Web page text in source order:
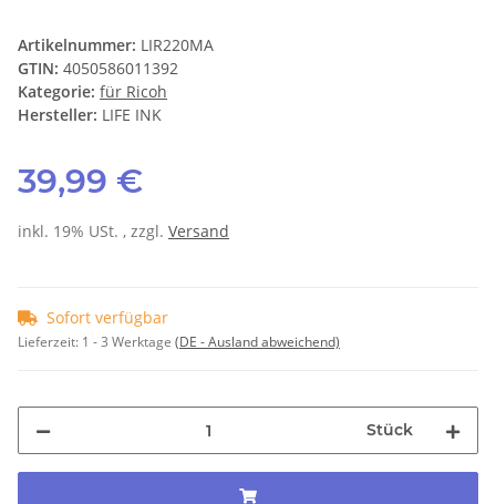
Artikelnummer: LIR220MA
GTIN: 4050586011392
Kategorie: für Ricoh
Hersteller: LIFE INK
39,99 €
inkl. 19% USt. , zzgl. Versand
Sofort verfügbar
Lieferzeit: 1 - 3 Werktage (DE - Ausland abweichend)
Stück